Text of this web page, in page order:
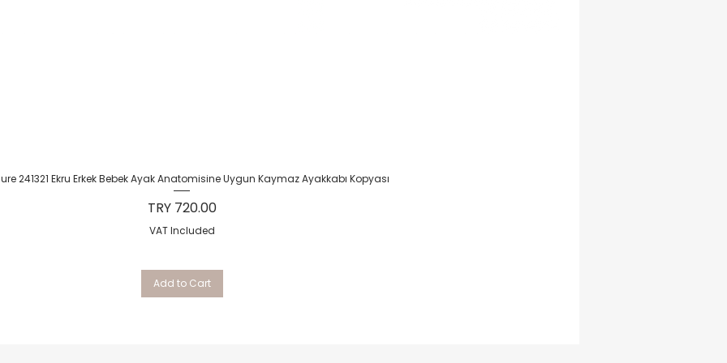
Quick View
241321 Ekru Erkek Bebek Ayak Anatomisine Uygun Kaymaz Ayakkabı Kopyası
Price
TRY 720.00
VAT Included
Add to Cart